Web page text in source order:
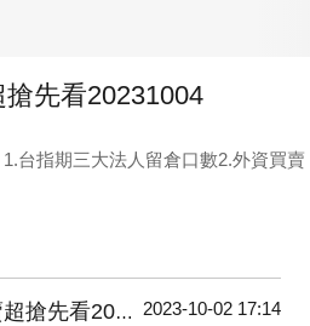
先看20231004
台指期三大法人留倉口數2.外資買賣
看20231002 2023-10-02 17:14